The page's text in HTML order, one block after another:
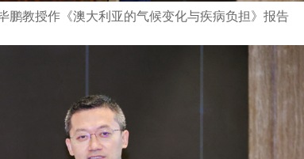
鹏教授作《澳大利亚的气候变化与疾病负担》报告